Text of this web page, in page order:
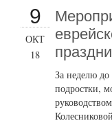
9
ОКТ
18
За неделю
подростки,